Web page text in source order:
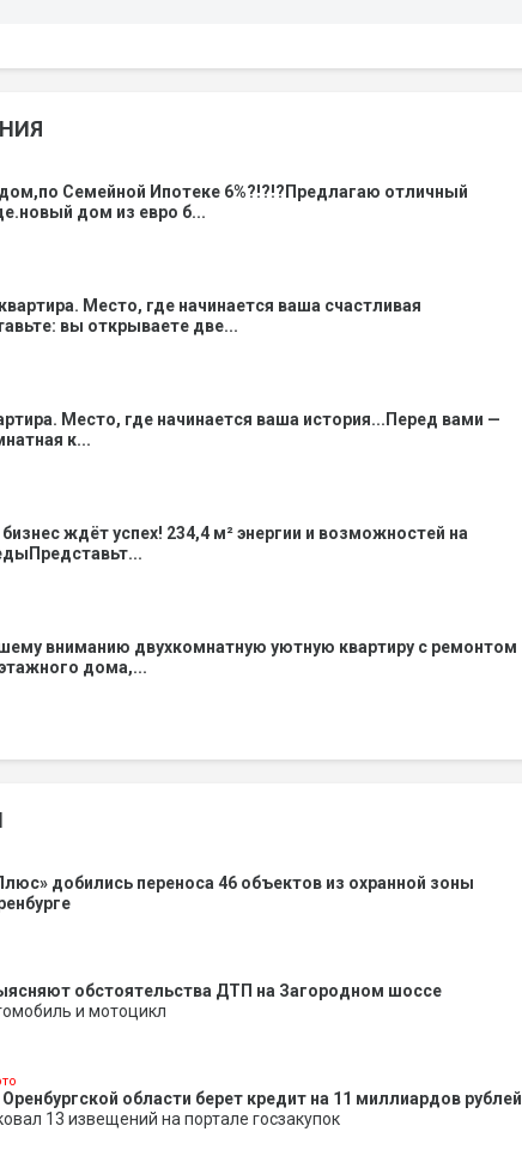
Семейной Ипотеке 6%?!?!?Предлагаю отличный
дом из евро б...
Место, где начинается ваша счастливая
вы открываете две...
Место, где начинается ваша история...Перед вами —
к...
ждёт успех! 234,4 м² энергии и возможностей на
вниманию двухкомнатную уютную квартиру с ремонтом
дома,...
добились переноса 46 объектов из охранной зоны
обстоятельства ДТП на Загородном шоссе
и мотоцикл
области берет кредит на 11 миллиардов рублей
13 извещений на портале госзакупок